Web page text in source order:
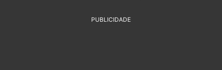
PUBLICIDADE